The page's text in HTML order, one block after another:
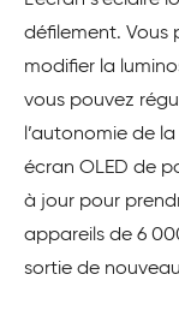
défilement. Vous
modifier la
vous pouvez
l’autonomie de
écran OLED de
à jour pour
appareils de 6
sortie de